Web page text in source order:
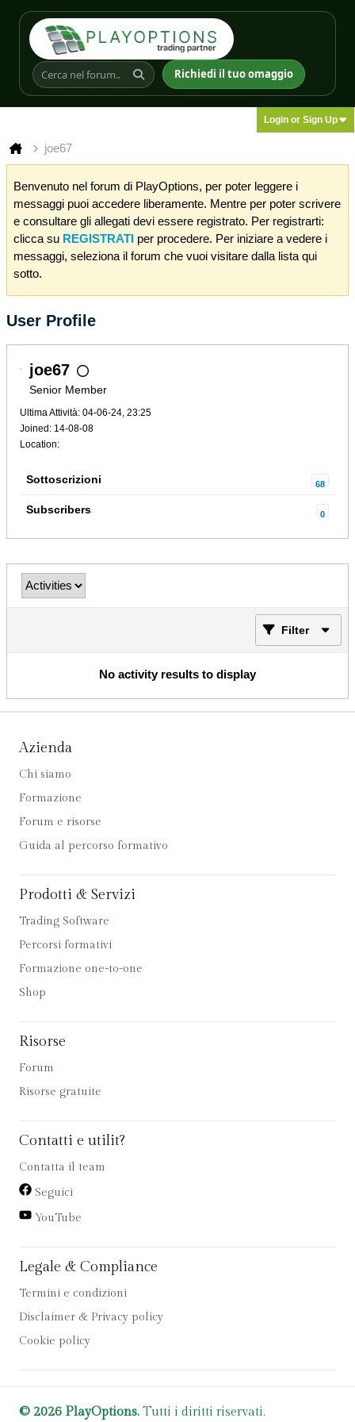
Richiedi il tuo omaggio
Login or Sign Up
joe67
Benvenuto nel forum di PlayOptions, per poter leggere i
messaggi puoi accedere liberamente. Mentre per poter scrivere
e consultare gli allegati devi essere registrato. Per registrarti:
clicca su REGISTRATI per procedere. Per iniziare a vedere i
messaggi, seleziona il forum che vuoi visitare dalla lista qui
sotto.
User Profile
joe67
Senior Member
Ultima Attività: 04-06-24, 23:25
Joined: 14-08-08
Location:
Sottoscrizioni 68
Subscribers 0
Filter
No activity results to display
Azienda
Chi siamo
Formazione
Forum e risorse
Guida al percorso formativo
Prodotti & Servizi
Trading Software
Percorsi formativi
Formazione one-to-one
Shop
Risorse
Forum
Risorse gratuite
Contatti e utilit?
Contatta il team
Seguici
YouTube
Legale & Compliance
Termini e condizioni
Disclaimer & Privacy policy
Cookie policy
© 2026 PlayOptions. Tutti i diritti riservati.